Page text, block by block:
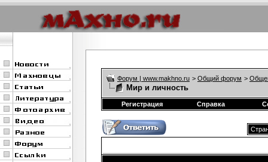
Форум | www.makhno.ru > Общий форум >
Мир и личность
Регистрация Справка